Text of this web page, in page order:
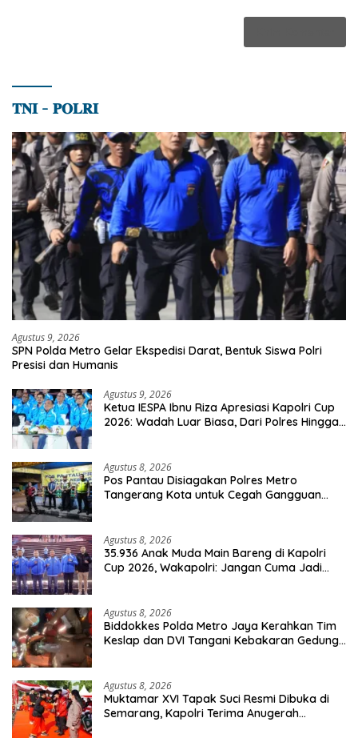
𝐓𝐍𝐈 – 𝐏𝐎𝐋𝐑𝐈
Agustus 9, 2026
SPN Polda Metro Gelar Ekspedisi Darat, Bentuk Siswa Polri
Presisi dan Humanis
Agustus 9, 2026
Ketua IESPA Ibnu Riza Apresiasi Kapolri Cup
2026: Wadah Luar Biasa, Dari Polres Hingga
Agustus 8, 2026
Pos Pantau Disiagakan Polres Metro
Tangerang Kota untuk Cegah Gangguan
Agustus 8, 2026
35.936 Anak Muda Main Bareng di Kapolri
Cup 2026, Wakapolri: Jangan Cuma Jadi
Agustus 8, 2026
Biddokkes Polda Metro Jaya Kerahkan Tim
Keslap dan DVI Tangani Kebakaran Gedung
Agustus 8, 2026
Muktamar XVI Tapak Suci Resmi Dibuka di
Semarang, Kapolri Terima Anugerah